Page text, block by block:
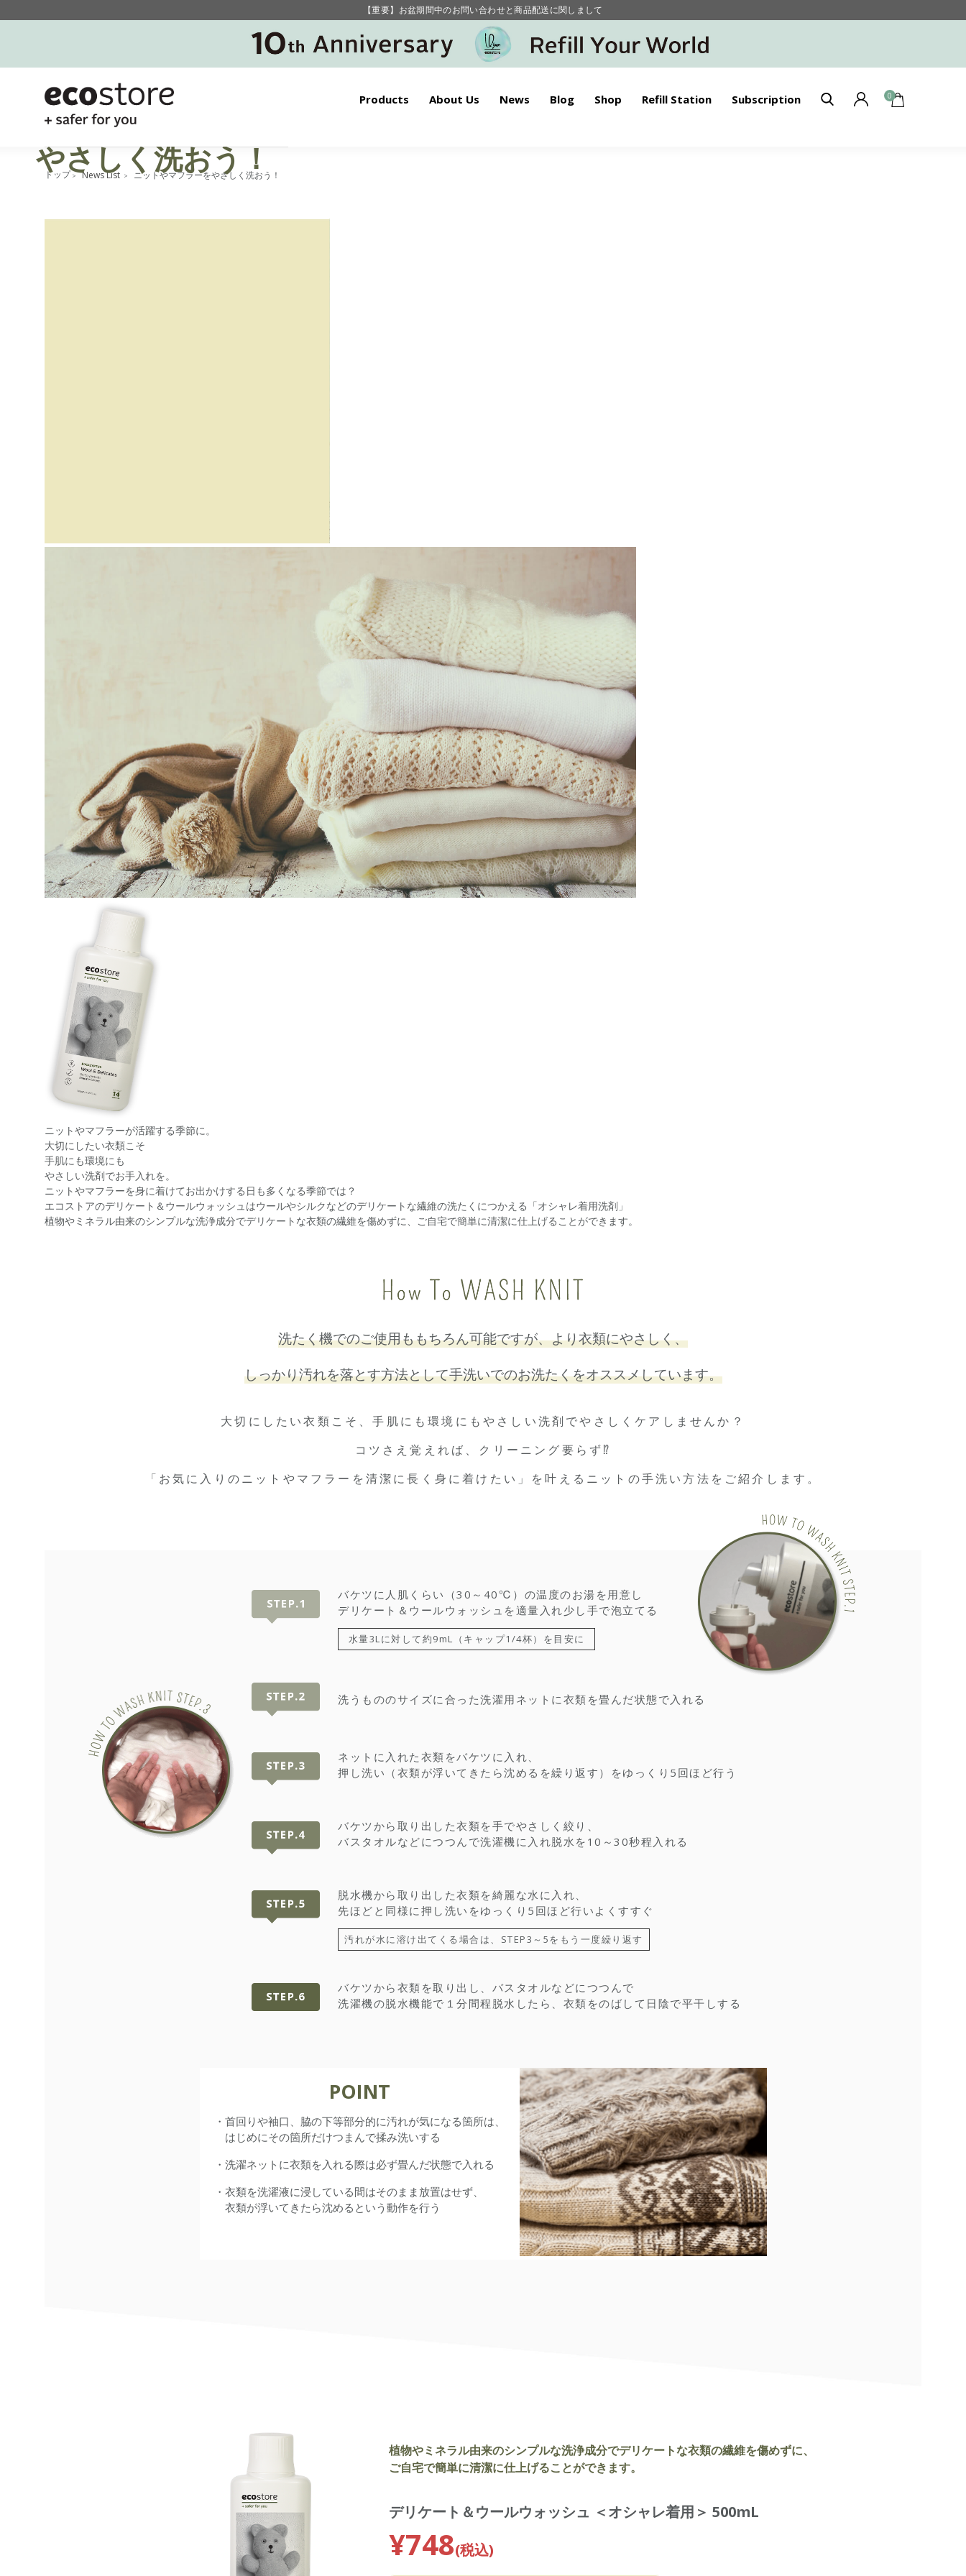
【重要】お盆期間中のお問い合わせと商品配送に関しまして
毎月お得にポイントが貯まる！ “月のポイントアップデー”
Products About Us News Blog Shop Refill Station Subscription 0
News List ニットやマフラーをやさしく洗おう！
ニットやマフラーを
やさしく洗おう！
ニットやマフラーが活躍する季節に。
大切にしたい衣類こそ
手肌にも環境にも
やさしい洗剤でお手入れを。
ニットやマフラーを身に着けてお出かけする日も多くなる季節では？
エコストアのデリケート＆ウールウォッシュはウールやシルクなどのデリケートな繊維の洗たくにつかえる「オシャレ着用洗剤」
植物やミネラル由来のシンプルな洗浄成分でデリケートな衣類の繊維を傷めずに、ご自宅で簡単に清潔に仕上げることができます。
洗たく機でのご使用ももちろん可能ですが、より衣類にやさしく、
しっかり汚れを落とす方法として手洗いでのお洗たくをオススメしています。
大切にしたい衣類こそ、手肌にも環境にもやさしい洗剤でやさしくケアしませんか？
コツさえ覚えれば、クリーニング要らず⁉
「お気に入りのニットやマフラーを清潔に長く身に着けたい」を叶えるニットの手洗い方法をご紹介します。
バケツに人肌くらい（30～40℃）の温度のお湯を用意し
デリケート＆ウールウォッシュを適量入れ少し手で泡立てる
水量3Lに対して約9mL（キャップ1/4杯）を目安に
洗うもののサイズに合った洗濯用ネットに衣類を畳んだ状態で入れる
ネットに入れた衣類をバケツに入れ、
押し洗い（衣類が浮いてきたら沈めるを繰り返す）をゆっくり5回ほど行う
バケツから取り出した衣類を手でやさしく絞り、
バスタオルなどにつつんで洗濯機に入れ脱水を10～30秒程入れる
脱水機から取り出した衣類を綺麗な水に入れ、
先ほどと同様に押し洗いをゆっくり5回ほど行いよくすすぐ
汚れが水に溶け出てくる場合は、STEP3～5をもう一度繰り返す
バケツから衣類を取り出し、バスタオルなどにつつんで
洗濯機の脱水機能で１分間程脱水したら、衣類をのばして日陰で平干しする
POINT
・首回りや袖口、脇の下等部分的に汚れが気になる箇所は、
はじめにその箇所だけつまんで揉み洗いする
・洗濯ネットに衣類を入れる際は必ず畳んだ状態で入れる
・衣類を洗濯液に浸している間はそのまま放置はせず、
衣類が浮いてきたら沈めるという動作を行う
植物やミネラル由来のシンプルな洗浄成分でデリケートな衣類の繊維を傷めずに、
ご自宅で簡単に清潔に仕上げることができます。
デリケート＆ウールウォッシュ ＜オシャレ着用＞ 500mL
¥748(税込)